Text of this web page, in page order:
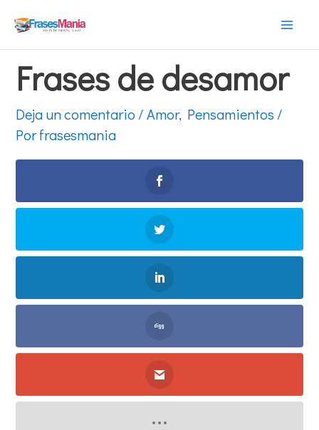
contenido
Frases de desamor
Deja un comentario /Amor, Pensamientos /
Porfrasesmania